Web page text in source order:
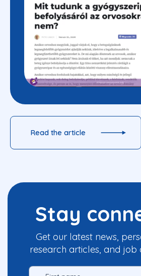
Read the article
Stay
Get our latest news,
research articles, and job